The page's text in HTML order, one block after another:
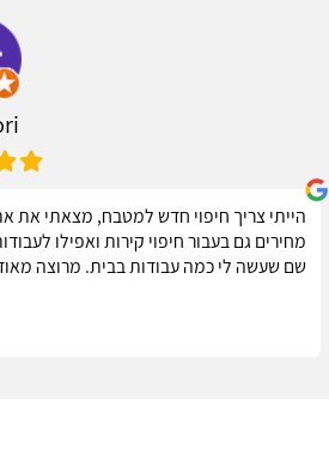
הייתי צריך חיפוי חדש למטבח, מצאתי את
מחירים גם בעבור חיפוי קירות ואפילו
שם שעשה לי כמה עבודות בבית. מרוצה